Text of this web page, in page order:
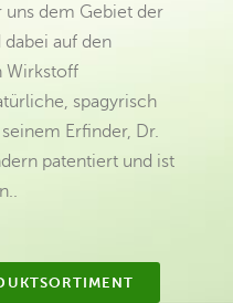
uns dem Gebiet der
dabei auf den
Wirkstoff
spagyrisch
Erfinder, Dr.
patentiert und ist